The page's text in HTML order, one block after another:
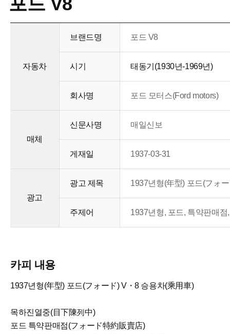
자동차
브랜드명 포드 V8
시기 태동기(1930년-1969년)
회사명 포드 모터스(Ford motors)
매체
신문사명 매일신보
게재일 1937-03-31
광고
광고 제목 1937년형(年型) 포드(フォ
주제어 1937년형, 포드, 특약판매
카피 내용
1937년형(年型) 포드(フォード) V・8 승용차(乘用車)
목하진열중(目下陳列中)
포드 특약판매점(フォード特約販賣店)